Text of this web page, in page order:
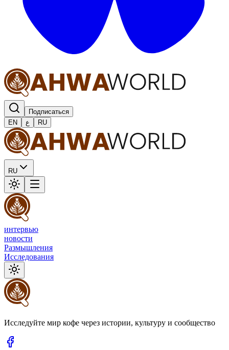
Подписаться
EN
ع RU
RU
интервью
новости
Размышления
Исследования
Исследуйте мир кофе через истории, культуру и сообщество